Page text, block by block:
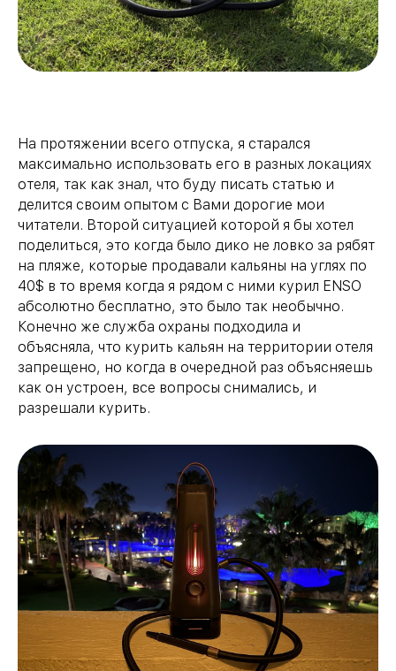
На протяжении всего отпуска, я старался
максимально использовать его в разных локациях
отеля, так как знал, что буду писать статью и
делится своим опытом с Вами дорогие мои
читатели. Второй ситуацией которой я бы хотел
поделиться, это когда было дико не ловко за рябят
на пляже, которые продавали кальяны на углях по
40$ в то время когда я рядом с ними курил ENSO
абсолютно бесплатно, это было так необычно.
Конечно же служба охраны подходила и
объясняла, что курить кальян на территории отеля
запрещено, но когда в очередной раз объясняешь
как он устроен, все вопросы снимались, и
разрешали курить.